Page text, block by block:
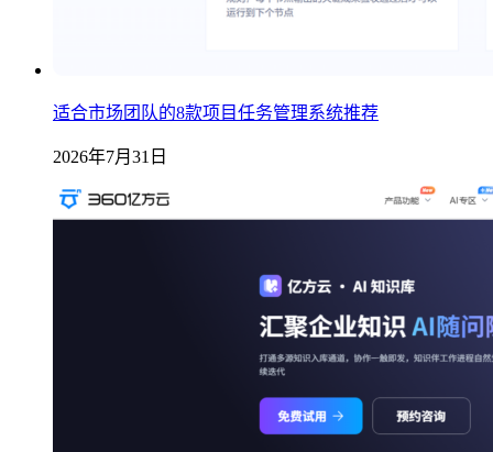
适合市场团队的8款项目任务管理系统推荐
2026年7月31日